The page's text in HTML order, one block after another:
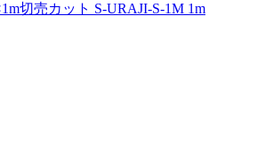
切売カット S-URAJI-S-1M 1m